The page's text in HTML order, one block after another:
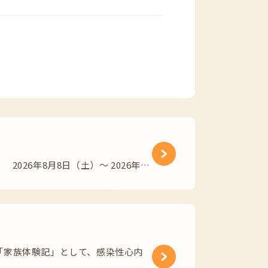
2026年8月8日（土）～ 2026年…
族体験記」として、感染性心内